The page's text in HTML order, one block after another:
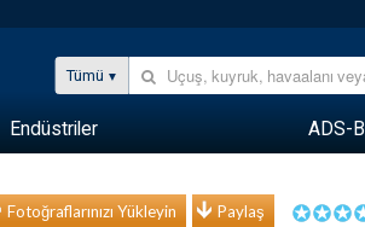
Tümü
Endüstriler ADS-B
Fotoğraflarınızı Yükleyin Paylaş